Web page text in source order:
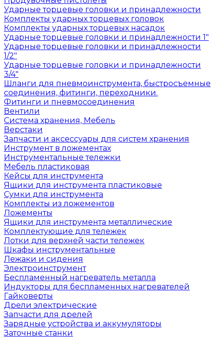
Ударные торцевые головки и принадлежности
Комплекты ударных торцевых головок
Комплекты ударных торцевых насадок
Ударные торцевые головки и принадлежности 1"
Ударные торцевые головки и принадлежности
1/2"
Ударные торцевые головки и принадлежности
3/4"
Шланги для пневмоинструмента, быстросъемные
соединения, фитинги, переходники.
Фитинги и пневмосоединения
Вентили
Система хранения, Мебель
Верстаки
Запчасти и аксессуары для систем хранения
Инструмент в ложементах
Инструментальные тележки
Мебель пластиковая
Кейсы для инструмента
Ящики для инструмента пластиковые
Сумки для инструмента
Комплекты из ложементов
Ложементы
Ящики для инструмента металлические
Комплектующие для тележек
Лотки для верхней части тележек
Шкафы инструментальные
Лежаки и сидения
Электроинструмент
Беспламенный нагреватель металла
Индукторы для беспламенных нагревателей
Гайковерты
Дрели электрические
Запчасти для дрелей
Зарядные устройства и аккумуляторы
Заточные станки